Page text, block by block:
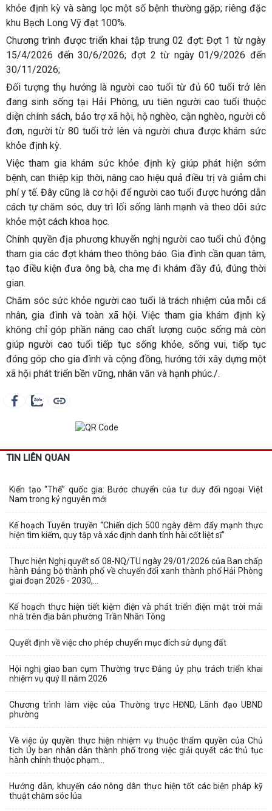
khỏe định kỳ và sàng lọc một số bệnh thường gặp; riêng đặc
khu Bạch Long Vỹ đạt 100%.
Chương trình được triển khai tập trung 02 đợt: Đợt 1 từ ngày
15/4/2026 đến 30/6/2026; đợt 2 từ ngày 01/9/2026 đến
30/11/2026;
Đối tượng thụ hưởng là người cao tuổi từ đủ 60 tuổi trở lên
đang sinh sống tại Hải Phòng, ưu tiên người cao tuổi thuộc
diện chính sách, bảo trợ xã hội, hộ nghèo, cận nghèo, người cô
đơn, người từ 80 tuổi trở lên và người chưa được khám sức
khỏe định kỳ.
Việc tham gia khám sức khỏe định kỳ giúp phát hiện sớm
bệnh, can thiệp kịp thời, nâng cao hiệu quả điều trị và giảm chi
phí y tế. Đây cũng là cơ hội để người cao tuổi được hướng dẫn
cách tự chăm sóc, duy trì lối sống lành mạnh và theo dõi sức
khỏe một cách khoa học.
Chính quyền địa phương khuyến nghị người cao tuổi chủ động
tham gia các đợt khám theo thông báo. Gia đình cần quan tâm,
tạo điều kiện đưa ông bà, cha mẹ đi khám đầy đủ, đúng thời
gian.
Chăm sóc sức khỏe người cao tuổi là trách nhiệm của mỗi cá
nhân, gia đình và toàn xã hội. Việc tham gia khám định kỳ
không chỉ góp phần nâng cao chất lượng cuộc sống mà còn
giúp người cao tuổi tiếp tục sống khỏe, sống vui, tiếp tục
đóng góp cho gia đình và cộng đồng, hướng tới xây dựng một
xã hội phát triển bền vững, nhân văn và hạnh phúc./.
TIN LIÊN QUAN
Kiến tạo “Thế” quốc gia: Bước chuyển của tư duy đối ngoại Việt
Nam trong kỷ nguyên mới
Kế hoạch Tuyên truyền “Chiến dịch 500 ngày đêm đẩy mạnh thực
hiện tìm kiếm, quy tập và xác định danh tính hài cốt liệt sĩ”
Thực hiện Nghị quyết số 08-NQ/TU ngày 29/01/2026 của Ban chấp
hành Đảng bộ thành phố về chuyển đổi xanh thành phố Hải Phòng
giai đoạn 2026 - 2030,...
Kế hoạch thực hiện tiết kiệm điện và phát triển điện mặt trời mái
nhà trên địa bàn phường Trần Nhân Tông
Quyết định về việc cho phép chuyển mục đích sử dụng đất
Hội nghị giao ban cụm Thường trực Đảng ủy phụ trách triển khai
nhiệm vụ quý III năm 2026
Chương trình làm việc của Thường trực HĐND, Lãnh đạo UBND
phường
Về việc ủy quyền thực hiện nhiệm vụ thuộc thẩm quyền của Chủ
tịch Ủy ban nhân dân thành phố trong việc giải quyết các thủ tục
hành chính thuộc phạm...
Hướng dẫn, khuyến cáo nông dân thực hiện tốt các biện pháp kỹ
thuật chăm sóc lúa